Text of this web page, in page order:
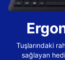
Tuşlarındaki
sağlayan